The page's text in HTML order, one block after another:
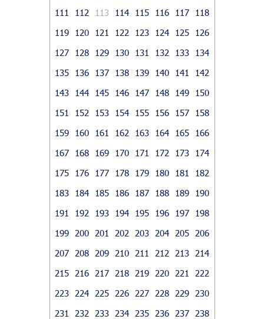
111
112 113 114 115 116 117
118
119
120 121 122 123 124 125
126
127
128 129 130 131 132 133
134
135
136 137 138 139 140 141
142
143
144 145 146 147 148 149
150
151
152 153 154 155 156 157
158
159
160 161 162 163 164 165
166
167
168 169 170 171 172 173
174
175
176 177 178 179 180 181
182
183
184 185 186 187 188 189
190
191
192 193 194 195 196 197
198
199
200 201 202 203 204 205
206
207
208 209 210 211 212 213
214
215
216 217 218 219 220 221
222
223
224 225 226 227 228 229
230
231
232 233 234 235 236 237
238